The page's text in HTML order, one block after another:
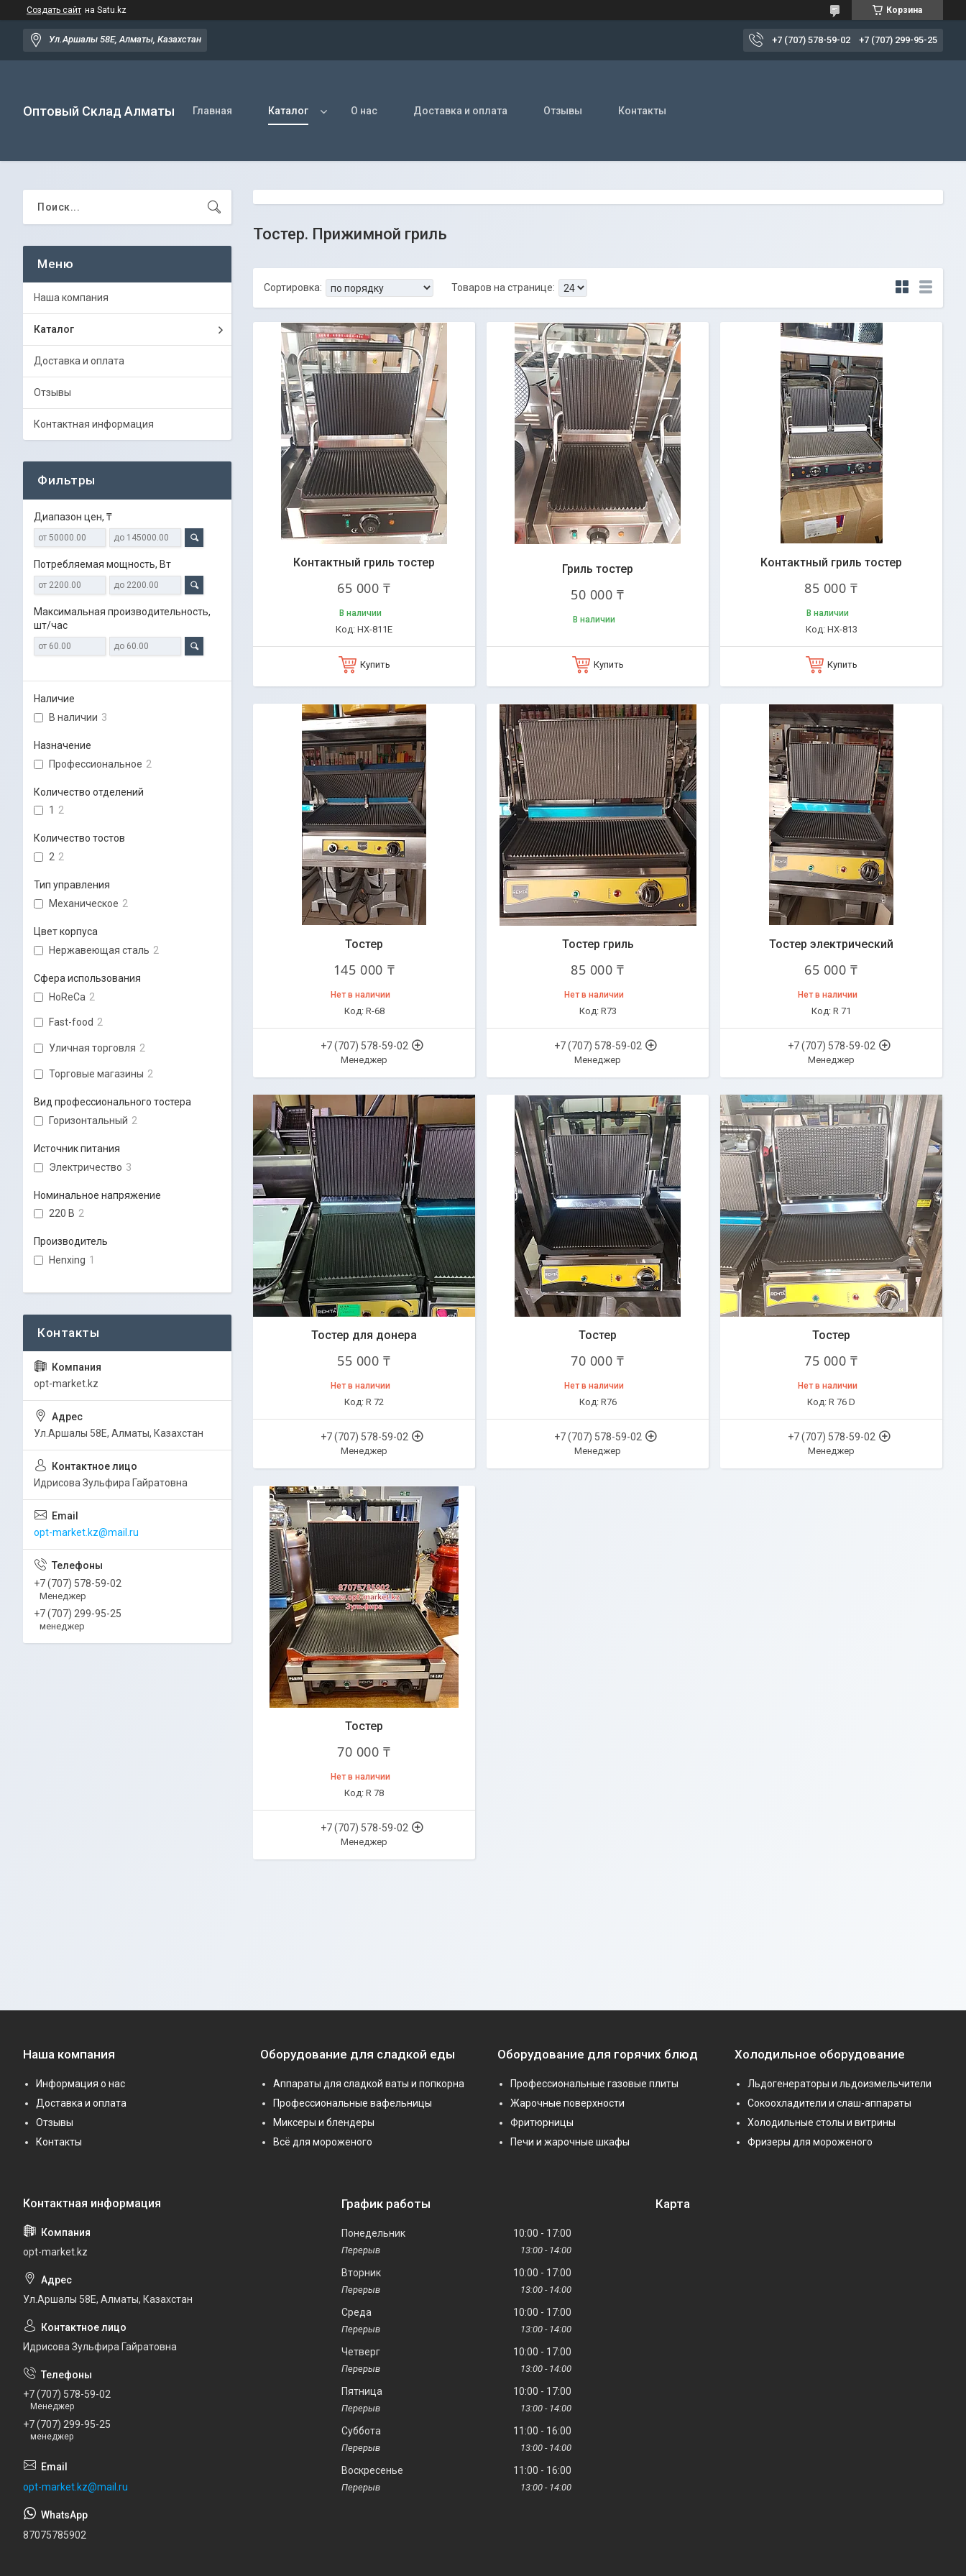
Создать сайт на Satu.kz Корзина
Ул.Аршалы 58Е, Алматы, Казахстан +7 (707) 578-59-02 +7 (707) 299-95-25
Оптовый Склад Алматы Главная Каталог О нас Доставка и оплата Отзывы Контакты
Тостер. Прижимной гриль
Контактный гриль тостер
65 000 ₸
В наличии
HX-811E
Купить
Гриль тостер
50 000 ₸
В наличии
Купить
Контактный гриль тостер
85 000 ₸
В наличии
HX-813
Купить
Тостер
145 000 ₸
Нет в наличии
R-68
+7 (707) 578-59-02
Менеджер
Тостер гриль
85 000 ₸
Нет в наличии
R73
+7 (707) 578-59-02
Менеджер
Тостер электрический
65 000 ₸
Нет в наличии
R 71
+7 (707) 578-59-02
Менеджер
Тостер для донера
55 000 ₸
Нет в наличии
R 72
+7 (707) 578-59-02
Менеджер
Тостер
70 000 ₸
Нет в наличии
R76
+7 (707) 578-59-02
Менеджер
Тостер
75 000 ₸
Нет в наличии
R 76 D
+7 (707) 578-59-02
Менеджер
Тостер
70 000 ₸
Нет в наличии
R 78
+7 (707) 578-59-02
Менеджер
Наша компания
Каталог
Доставка и оплата
Отзывы
Контактная информация
Фильтры
Диапазон цен, ₸
Потребляемая мощность, Вт
Максимальная производительность,
шт/час
Наличие
В наличии 3
Назначение
Профессиональное 2
Количество отделений
1 2
Количество тостов
2 2
Тип управления
Механическое 2
Цвет корпуса
Нержавеющая сталь 2
Сфера использования
HoReCa 2
Fast-food 2
Уличная торговля 2
Торговые магазины 2
Вид профессионального тостера
Горизонтальный 2
Источник питания
Электричество 3
Номинальное напряжение
220 В 2
Производитель
Henxing 1
opt-market.kz
Ул.Аршалы 58Е, Алматы, Казахстан
Идрисова Зульфира Гайратовна
opt-market.kz@mail.ru
+7 (707) 578-59-02
Менеджер
+7 (707) 299-95-25
менеджер
Наша компания
Информация о нас
Доставка и оплата
Отзывы
Контакты
Оборудование для сладкой еды
Аппараты для сладкой ваты и попкорна
Профессиональные вафельницы
Миксеры и блендеры
Всё для мороженого
Оборудование для горячих блюд
Профессиональные газовые плиты
Жарочные поверхности
Фритюрницы
Печи и жарочные шкафы
Холодильное оборудование
Льдогенераторы и льдоизмельчители
Сокоохладители и слаш-аппараты
Холодильные столы и витрины
Фризеры для мороженого
opt-market.kz
Ул.Аршалы 58Е, Алматы, Казахстан
Идрисова Зульфира Гайратовна
+7 (707) 578-59-02
Менеджер
+7 (707) 299-95-25
менеджер
opt-market.kz@mail.ru
87075785902
График работы
Понедельник 10:00 17:00
13:00 14:00
Вторник 10:00 17:00
13:00 14:00
Среда 10:00 17:00
13:00 14:00
Четверг 10:00 17:00
13:00 14:00
Пятница 10:00 17:00
13:00 14:00
Суббота 11:00 16:00
13:00 14:00
Воскресенье 11:00 16:00
13:00 14:00
Карта